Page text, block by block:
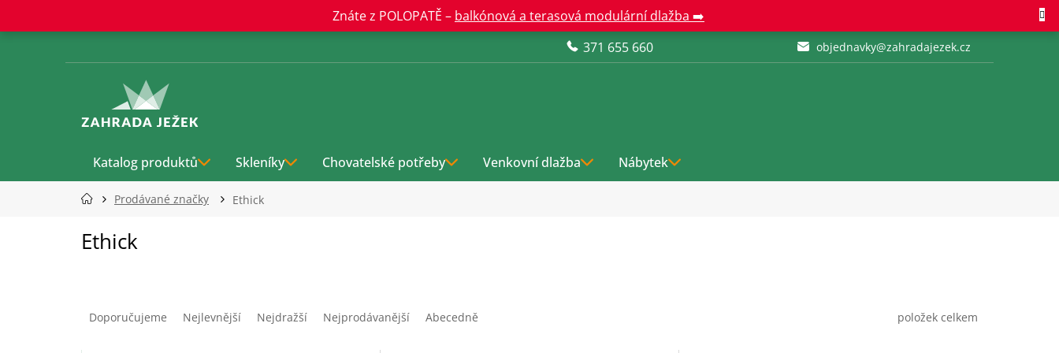
obsah
Znáte z POLOPATĚ – balkónová a terasová modulární dlažba ➡️
371 655 660
objednavky@zahradajezek.cz
Katalog produktů Skleníky Chovatelské potřeby Venkovní dlažba Nábytek
Prodávané značky Ethick
Ethick
Doporučujeme Nejlevnější Nejdražší Nejprodávanější Abecedně položek celkem